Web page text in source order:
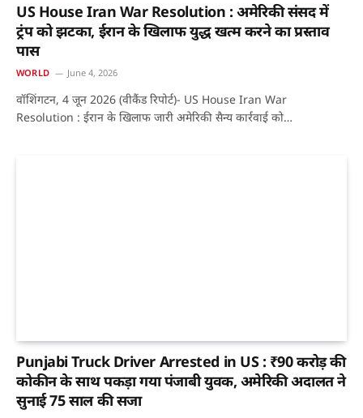
US House Iran War Resolution : अमेरिकी संसद में
ट्रंप को झटका, ईरान के खिलाफ युद्ध खत्म करने का प्रस्ताव
पास
WORLD June 4, 2026
वॉशिंगटन, 4 जून 2026 (वीकैंड रिपोर्ट)- US House Iran War
Resolution : ईरान के खिलाफ जारी अमेरिकी सैन्य कार्रवाई को…
Punjabi Truck Driver Arrested in US : ₹90 करोड़ की
कोकीन के साथ पकड़ा गया पंजाबी युवक, अमेरिकी अदालत ने
सुनाई 75 साल की सजा